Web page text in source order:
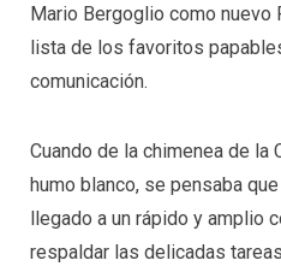
Mario Bergoglio como nuevo
lista de los favoritos
comunicación.
Cuando de la chimenea de la
humo blanco, se pensaba
llegado a un rápido y amplio
respaldar las delicadas